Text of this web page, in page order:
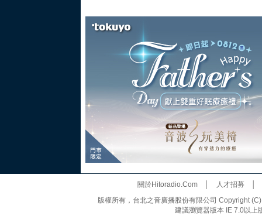
關於Hitoradio.Com│ 人才招募
版權所有，台北之音廣播股份有限公司 Copyright
建議瀏覽器版本 IE 7.0以上